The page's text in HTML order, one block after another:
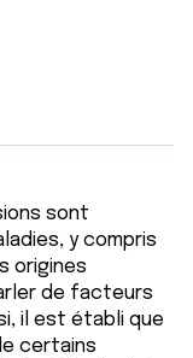
sont
y compris
origines
de facteurs
il est établi que
certains